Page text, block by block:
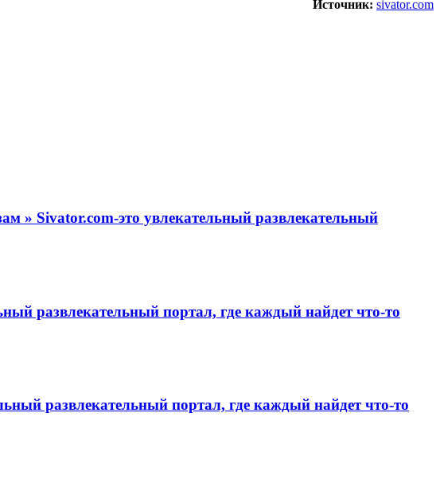
Источник: sivator.com
» Sivator.com-это увлекательный развлекательный
развлекательный портал, где каждый найдет что-то
развлекательный портал, где каждый найдет что-то